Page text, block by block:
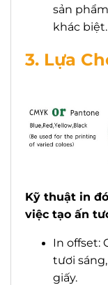
sản
khác biệt.
3. Lựa
Kỹ thuật in
việc tạo ấn
In offset:
tươi
giấy.